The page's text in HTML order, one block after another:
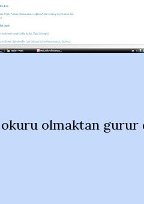
okuru olmaktan